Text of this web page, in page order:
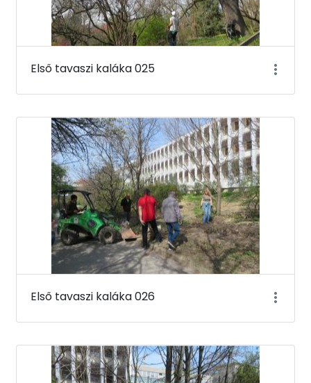
Első tavaszi kaláka 025
Első tavaszi kaláka 026